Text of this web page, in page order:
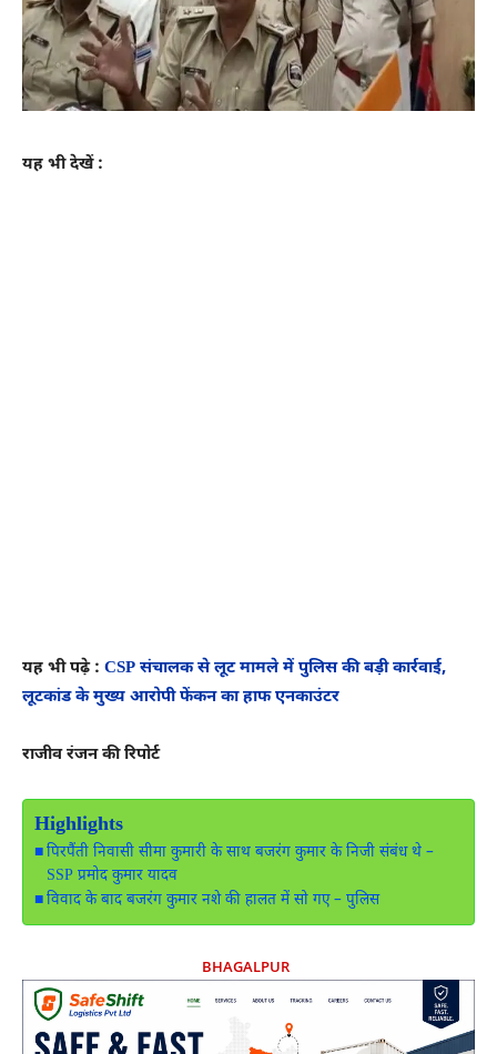
यह भी देखें :
यह भी पढ़े : CSP संचालक से लूट मामले में पुलिस की बड़ी कार्रवाई,
लूटकांड के मुख्य आरोपी फेंकन का हाफ एनकाउंटर
राजीव रंजन की रिपोर्ट
Highlights
पिरपैंती निवासी सीमा कुमारी के साथ बजरंग कुमार के निजी संबंध थे –
SSP प्रमोद कुमार यादव
विवाद के बाद बजरंग कुमार नशे की हालत में सो गए – पुलिस
BHAGALPUR